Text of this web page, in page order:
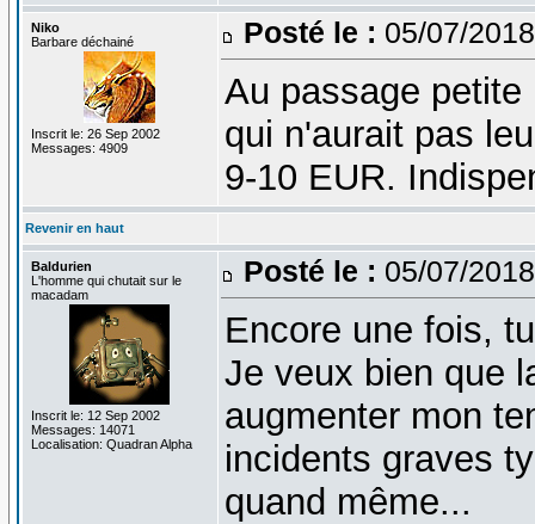
Niko
Barbare déchainé
Inscrit le: 26 Sep 2002
Messages: 4909
Posté le : 05/07/
Au passage
qui n'aurait pas
9-10 EUR.
Revenir en haut
Baldurien
L'homme qui chutait sur le
macadam
Inscrit le: 12 Sep 2002
Messages: 14071
Localisation: Quadran Alpha
Posté le : 05/07/
Encore une fois,
Je veux bien que
augmenter mon
incidents graves
quand même...